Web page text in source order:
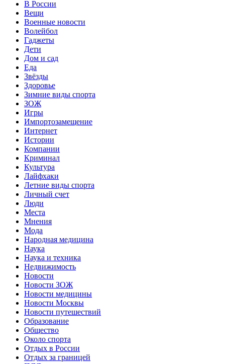
В России
Вещи
Военные новости
Волейбол
Гаджеты
Дети
Дом и сад
Еда
Звёзды
Здоровье
Зимние виды спорта
ЗОЖ
Игры
Импортозамещение
Интернет
Истории
Компании
Криминал
Культура
Лайфхаки
Летние виды спорта
Личный счет
Люди
Места
Мнения
Мода
Народная медицина
Наука
Наука и техника
Недвижимость
Новости
Новости ЗОЖ
Новости медицины
Новости Москвы
Новости путешествий
Образование
Общество
Около спорта
Отдых в России
Отдых за границей